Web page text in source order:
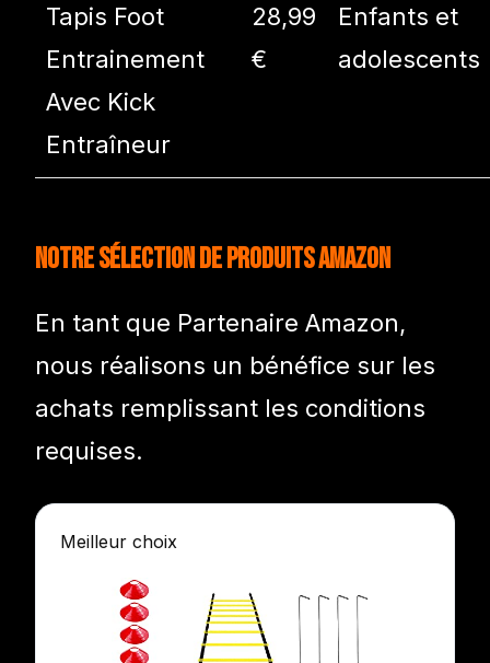
Tapis Foot
Entrainement
Avec Kick
Entraîneur
28,99
€
Enfants et
adolescents
Notre sélection de produits Amazon
En tant que Partenaire Amazon,
nous réalisons un bénéfice sur les
achats remplissant les conditions
requises.
Meilleur choix